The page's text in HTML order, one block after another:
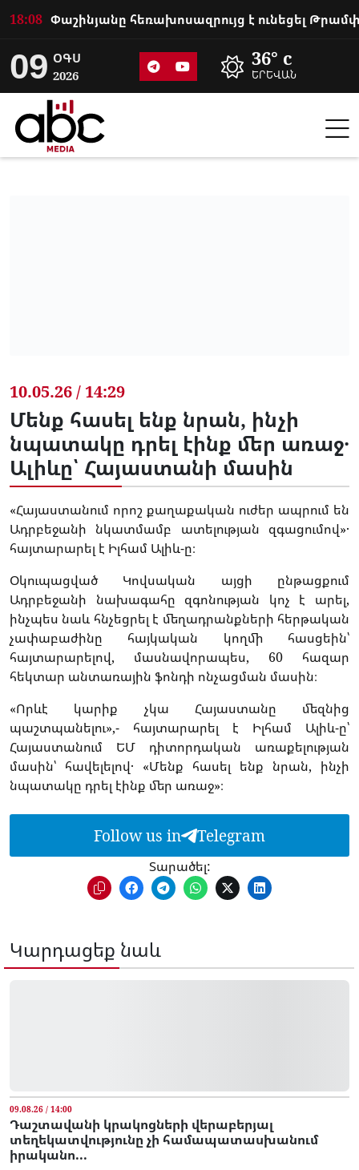
18:08
09 ՕԳՍ
2026
36° c
ԵՐԵՎԱՆ
10.05.26 / 14:29
Մենք հասել ենք նրան, ինչի
նպատակը դրել էինք մեր առաջ․
Ալիևը՝ Հայաստանի մասին
«Հայաստանում որոշ քաղաքական ուժեր ապրում են
Ադրբեջանի նկատմամբ ատելության զգացումով»․
հայտարարել է Իլհամ Ալիև-ը։
Օկուպացված Կովսական այցի ընթացքում
Ադրբեջանի նախագահը զգոնության կոչ է արել,
ինչպես նաև հնչեցրել է մեղադրանքների հերթական
չափաբաժինը հայկական կողմի հասցեին՝
հայտարարելով, մասնավորապես, 60 հազար
հեկտար անտառային ֆոնդի ոնչացման մասին։
«Որևէ կարիք չկա Հայաստանը մեզնից
պաշտպանելու»,- հայտարարել է Իլհամ Ալիև-ը՝
Հայաստանում ԵՄ դիտորդական առաքելության
մասին՝ հավելելով․ «Մենք հասել ենք նրան, ինչի
նպատակը դրել էինք մեր առաջ»։
Follow us in Telegram
Տարածել:
Կարդացեք նաև
09.08.26 / 14:00
Դաշտավանի կրակոցների վերաբերյալ
տեղեկատվությունը չի համապատասխանում
իրականո...